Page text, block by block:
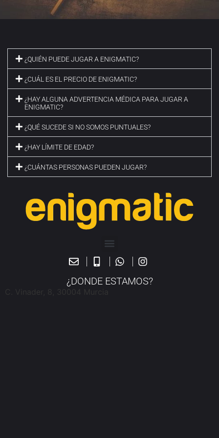
¿QUIÉN PUEDE JUGAR A ENIGMATIC?
¿CUÁL ES EL PRECIO DE ENIGMATIC?
¿HAY ALGUNA ADVERTENCIA MÉDICA PARA JUGAR A
ENIGMATIC?
¿QUÉ SUCEDE SI NO SOMOS PUNTUALES?
¿HAY LÍMITE DE EDAD?
¿CUÁNTAS PERSONAS PUEDEN JUGAR?
¿DONDE ESTAMOS?
C. Vinader, 8, 30004 Murcia